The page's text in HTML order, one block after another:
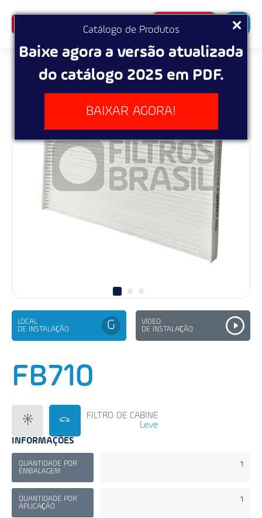
Catálogo de Produtos
Baixe agora a versão atualizada
do catálogo 2025 em PDF.
BAIXAR AGORA!
SUPERBUSCA
LOCAL
DE INSTALAÇÃO
G
VÍDEO
DE INSTALAÇÃO
FB710
FILTRO DE CABINE
Leve
INFORMAÇÕES
QUANTIDADE POR
EMBALAGEM
1
QUANTIDADE POR
APLICAÇÃO
1